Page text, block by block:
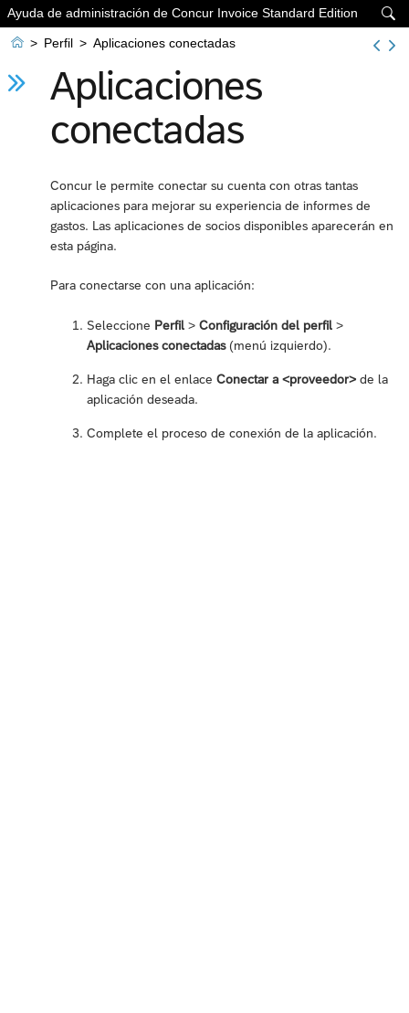

Ayuda de administración de Concur Invoice Standard Edition
 > Perfil > Aplicaciones conectadas
Aplicaciones
conectadas
Concur le permite conectar su cuenta con otras tantas
aplicaciones para mejorar su experiencia de informes de
gastos. Las aplicaciones de socios disponibles aparecerán en
esta página.
Para conectarse con una aplicación:
Seleccione Perfil > Configuración del perfil >
Aplicaciones conectadas(menú izquierdo).
Haga clic en el enlace Conectar a <proveedor> de la
aplicación deseada.
Complete el proceso de conexión de la aplicación.